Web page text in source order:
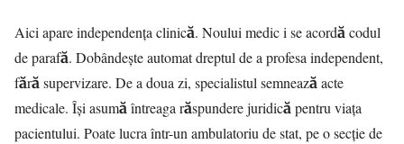
Aici apare independența clinică. Noului medic i se acordă codul
de parafă. Dobândește automat dreptul de a profesa independent,
fără supervizare. De a doua zi, specialistul semnează acte
medicale. Își asumă întreaga răspundere juridică pentru viața
pacientului. Poate lucra într-un ambulatoriu de stat, pe o secție de